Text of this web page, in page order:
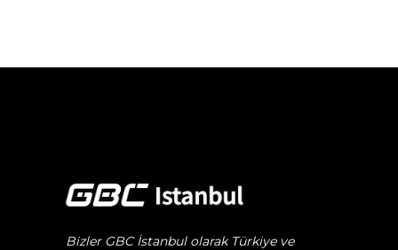
Bizler GBC İstanbul olarak Türkiye ve